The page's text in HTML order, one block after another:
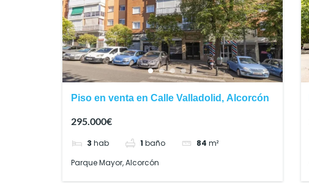
Piso en venta en Calle Valladolid, Alcorcón
295.000€
3 hab 1 baño 84 m²
Parque Mayor, Alcorcón